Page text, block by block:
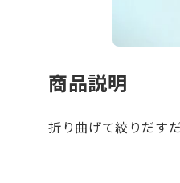
商品説明
折り曲げて絞りだす